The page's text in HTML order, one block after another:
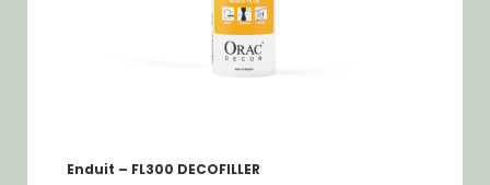
Enduit – FL300 DECOFILLER